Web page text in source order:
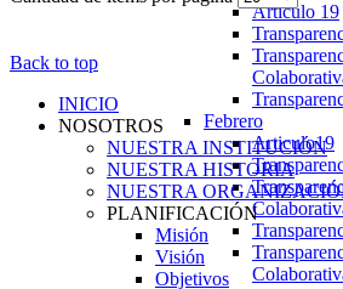
Articulo 19
Febrero
Articulo19
Back to top
INICIO
NOSOTROS
NUESTRA INSTITUCIÓN
NUESTRA HISTORIA
NUESTRA
PLANIFICACIÓN
Misión
Visión
Objetivos